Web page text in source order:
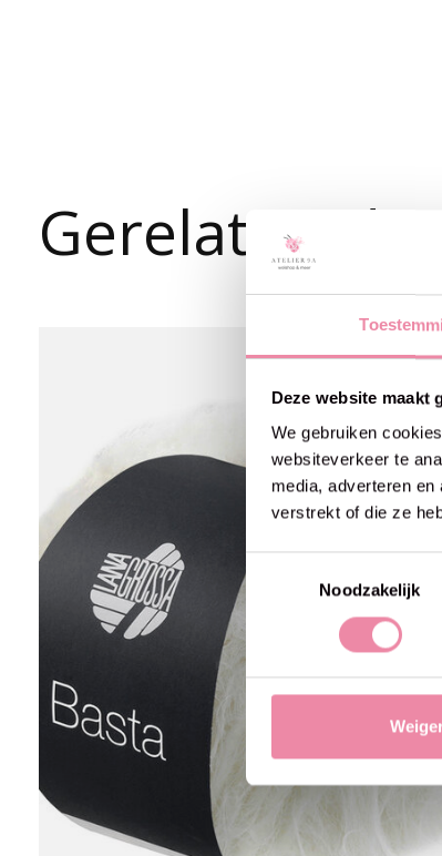
Deze website maakt
We gebruiken
websiteverkeer te
media, adverteren
verstrekt of die ze
Noodzakelijk
Gerelateerde